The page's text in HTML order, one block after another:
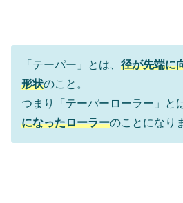
「テーパー」とは、 径が先端に
形状のこと。
つまり「テーパーローラー」と
になったローラーのことになり